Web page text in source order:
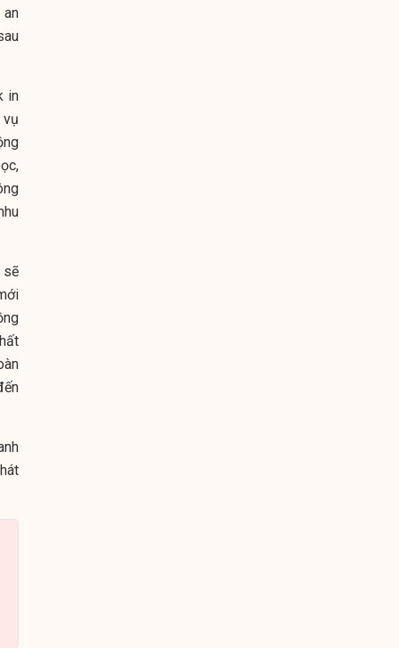
an
in
sẽ